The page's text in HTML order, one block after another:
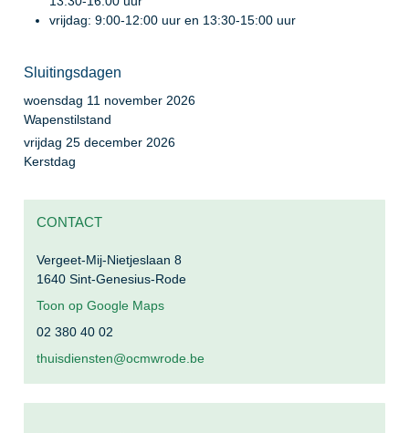
vrijdag: 9:00-12:00 uur en 13:30-15:00 uur
Sluitingsdagen
woensdag 11 november 2026
Wapenstilstand
vrijdag 25 december 2026
Kerstdag
CONTACT
Vergeet-Mij-Nietjeslaan 8
1640 Sint-Genesius-Rode
Toon op Google Maps
02 380 40 02
thuisdiensten@ocmwrode.be